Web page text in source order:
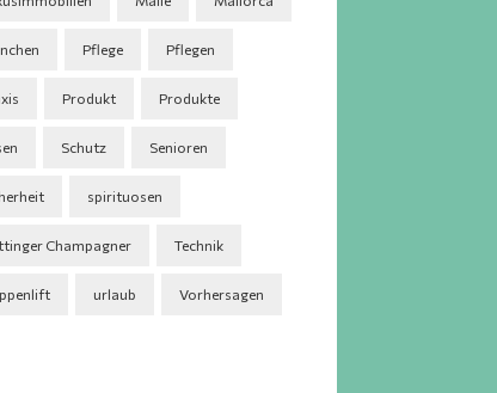
Pflege Pflegen
Produkt Produkte
Schutz Senioren
spirituosen
Champagner Technik
urlaub Vorhersagen